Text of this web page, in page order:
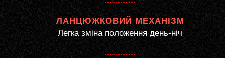
ЛАНЦЮЖКОВИЙ МЕХАНІЗМ
Легка зміна положення день-ніч